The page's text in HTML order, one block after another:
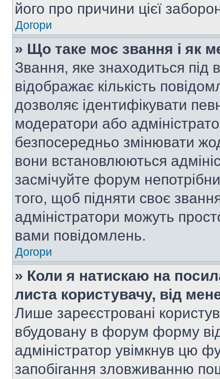
його про причини цієї
Догори
» Що таке моє звання і як
Звання, яке знаходиться
відображає кількість
дозволяє ідентифікувати
модератори або
безпосередньо змінювати
вони встановлюються
засмічуйте форум
того, щоб підняти своє
адміністратори можуть
вами повідомлень.
Догори
» Коли я натискаю на
листа користувачу, від
Лише зареєстровані
вбудовану в форум форму
адміністратор увімкнув цю
запобігання зловживанню